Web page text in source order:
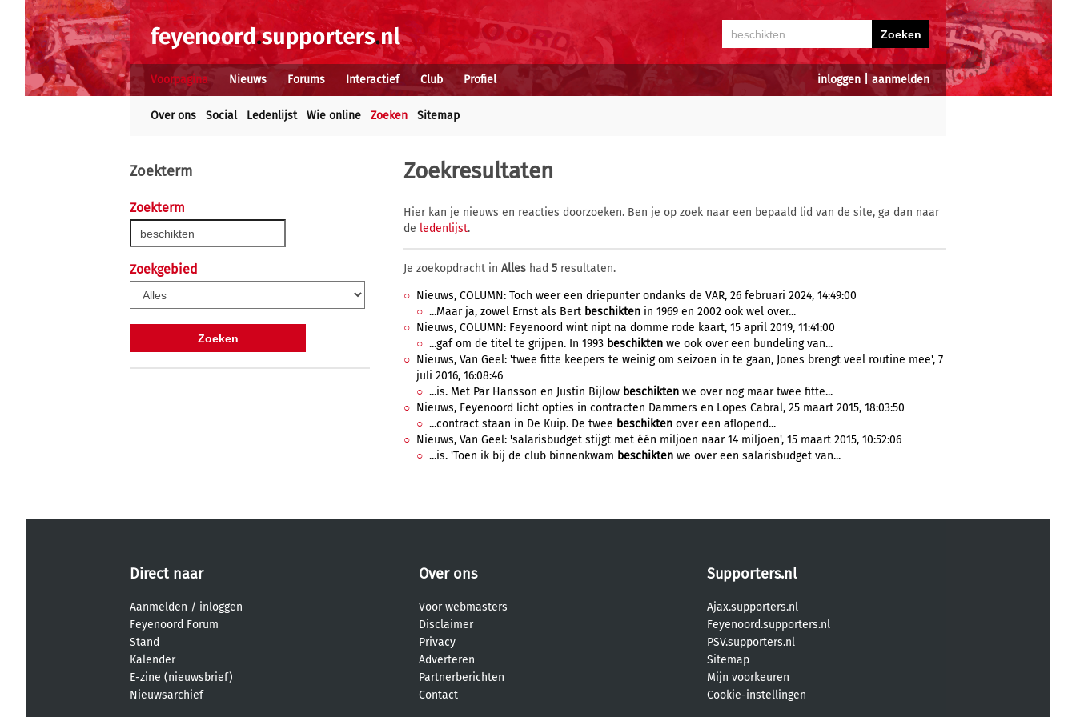
inloggen aanmelden
Voorpagina Nieuws Forums Interactief Club Profiel
Over ons Social Ledenlijst Wie online Zoeken Sitemap
Zoekterm
Zoekterm
Zoekgebied
Zoekresultaten
Hier kan je nieuws en reacties doorzoeken. Ben je op zoek naar een bepaald lid van de site, ga dan naar
de ledenlijst.
Je zoekopdracht in Alles had 5 resultaten.
Nieuws, COLUMN: Toch weer een driepunter ondanks de VAR, 26 februari 2024, 14:49:00
...Maar ja, zowel Ernst als Bert beschikten in 1969 en 2002 ook wel over...
Nieuws, COLUMN: Feyenoord wint nipt na domme rode kaart, 15 april 2019, 11:41:00
...gaf om de titel te grijpen. In 1993 beschikten we ook over een bundeling van...
Nieuws, Van Geel: 'twee fitte keepers te weinig om seizoen in te gaan, Jones brengt veel routine mee', 7
juli 2016, 16:08:46
...is. Met Pär Hansson en Justin Bijlow beschikten we over nog maar twee fitte...
Nieuws, Feyenoord licht opties in contracten Dammers en Lopes Cabral, 25 maart 2015, 18:03:50
...contract staan in De Kuip. De twee beschikten over een aflopend...
Nieuws, Van Geel: 'salarisbudget stijgt met één miljoen naar 14 miljoen', 15 maart 2015, 10:52:06
...is. 'Toen ik bij de club binnenkwam beschikten we over een salarisbudget van...
Direct naar
Aanmelden / inloggen
Feyenoord Forum
Stand
Kalender
E-zine (nieuwsbrief)
Nieuwsarchief
Over ons
Voor webmasters
Disclaimer
Privacy
Adverteren
Partnerberichten
Contact
Supporters.nl
Ajax.supporters.nl
Feyenoord.supporters.nl
PSV.supporters.nl
Sitemap
Mijn voorkeuren
Cookie-instellingen